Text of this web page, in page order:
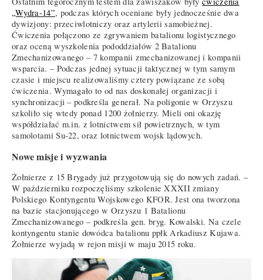
„Wydra-14”, podczas których oceniane były jednocześnie dwa
dywizjony: przeciwlotniczy oraz artylerii samobieżnej.
Ćwiczenia połączono ze zgrywaniem batalionu logistycznego
oraz oceną wyszkolenia pododdziałów 2 Batalionu
Zmechanizowanego – 7 kompanii zmechanizowanej i kompanii
wsparcia. – Podczas jednej sytuacji taktycznej w tym samym
czasie i miejscu realizowaliśmy cztery powiązane ze sobą
ćwiczenia. Wymagało to od nas doskonałej organizacji i
synchronizacji – podkreśla generał. Na poligonie w Orzyszu
szkoliło się wtedy ponad 1200 żołnierzy. Mieli oni okazję
współdziałać m.in. z lotnictwem sił powietrznych, w tym
samolotami Su-22, oraz lotnictwem wojsk lądowych.
Nowe misje i wyzwania
Żołnierze z 15 Brygady już przygotowują się do nowych zadań. –
W październiku rozpoczęliśmy szkolenie XXXII zmiany
Polskiego Kontyngentu Wojskowego KFOR. Jest ona tworzona
na bazie stacjonującego w Orzyszu 1 Batalionu
Zmechanizowanego – podkreśla gen. bryg. Kowalski. Na czele
kontyngentu stanie dowódca batalionu ppłk Arkadiusz Kujawa.
Żołnierze wyjadą w rejon misji w maju 2015 roku.